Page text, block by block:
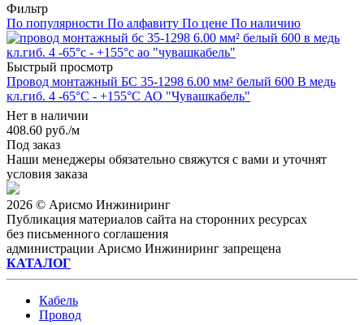
Фильтр
По популярности По алфавиту По цене По наличию
Быстрый просмотр
Провод монтажный БС 35-1298 6.00 мм² белый 600 В медь
кл.гиб. 4 -65°C - +155°C АО "Чувашкабель"
Нет в наличии
408.60 руб./м
Под заказ
Наши менеджеры обязательно свяжутся с вами и уточнят
условия заказа
2026 © Арисмо Инжиниринг
Публикация материалов сайта на сторонних ресурсах
без письменного соглашения
администрации Арисмо Инжиниринг запрещена
КАТАЛОГ
Кабель
Провод